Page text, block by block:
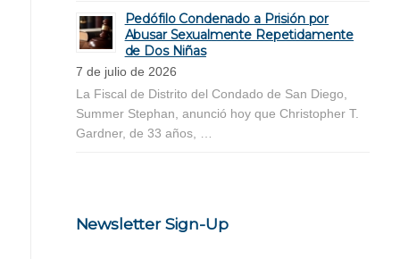
Pedófilo Condenado a Prisión por
Abusar Sexualmente Repetidamente
de Dos Niñas
7 de julio de 2026
La Fiscal de Distrito del Condado de San Diego,
Summer Stephan, anunció hoy que Christopher T.
Gardner, de 33 años, …
Newsletter Sign-Up